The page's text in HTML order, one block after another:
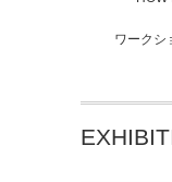
ワークシ